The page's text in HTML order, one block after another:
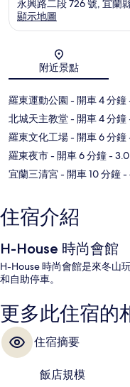
永興路二段 726 號, 宜蘭
顯示地圖
附近景點
羅東運動公園 - 開車 4 分鐘
北城天主教堂- 開車 4 分鐘
羅東文化工場- 開車 6 分鐘
羅東夜市- 開車 6 分鐘-
宜蘭三清宮- 開車 10 分鐘-
住宿介紹
H-House 時尚會館
H-House 時尚會館是來冬山
和自助停車。
更多此住宿的
住宿摘要
飯店規模